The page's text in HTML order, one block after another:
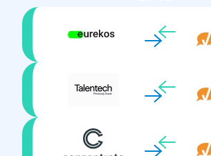
Synchrones Lernen
Verfügt über ein Autorentool
Videos erstellen
Virtuelle Klassenzimmer
Zertifizierungen
Zielmanagement und Leistung